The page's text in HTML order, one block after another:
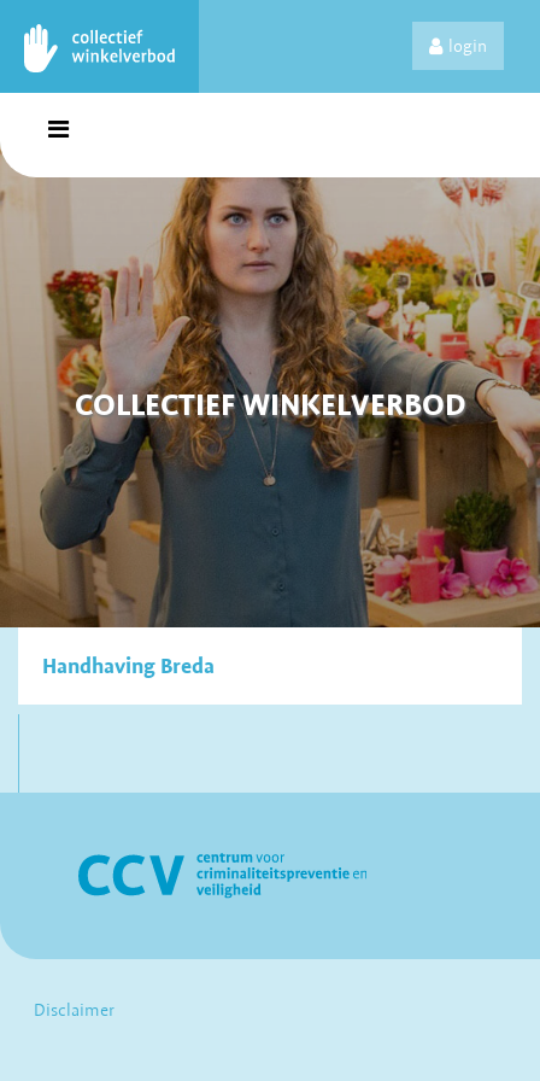
login
COLLECTIEF WINKELVERBOD
Handhaving Breda
Disclaimer